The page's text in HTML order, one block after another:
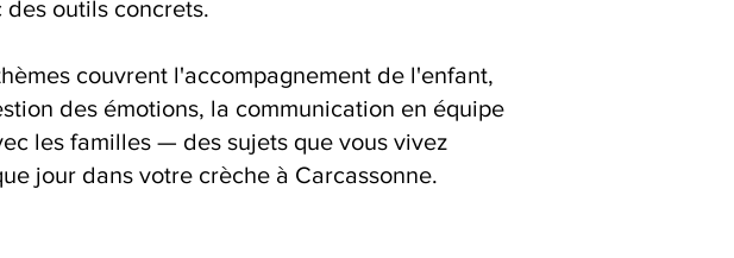
des outils concrets.
couvrent l'accompagnement de l'enfant,
des émotions, la communication en équipe
les familles — des sujets que vous vivez
jour dans votre crèche à Carcassonne.